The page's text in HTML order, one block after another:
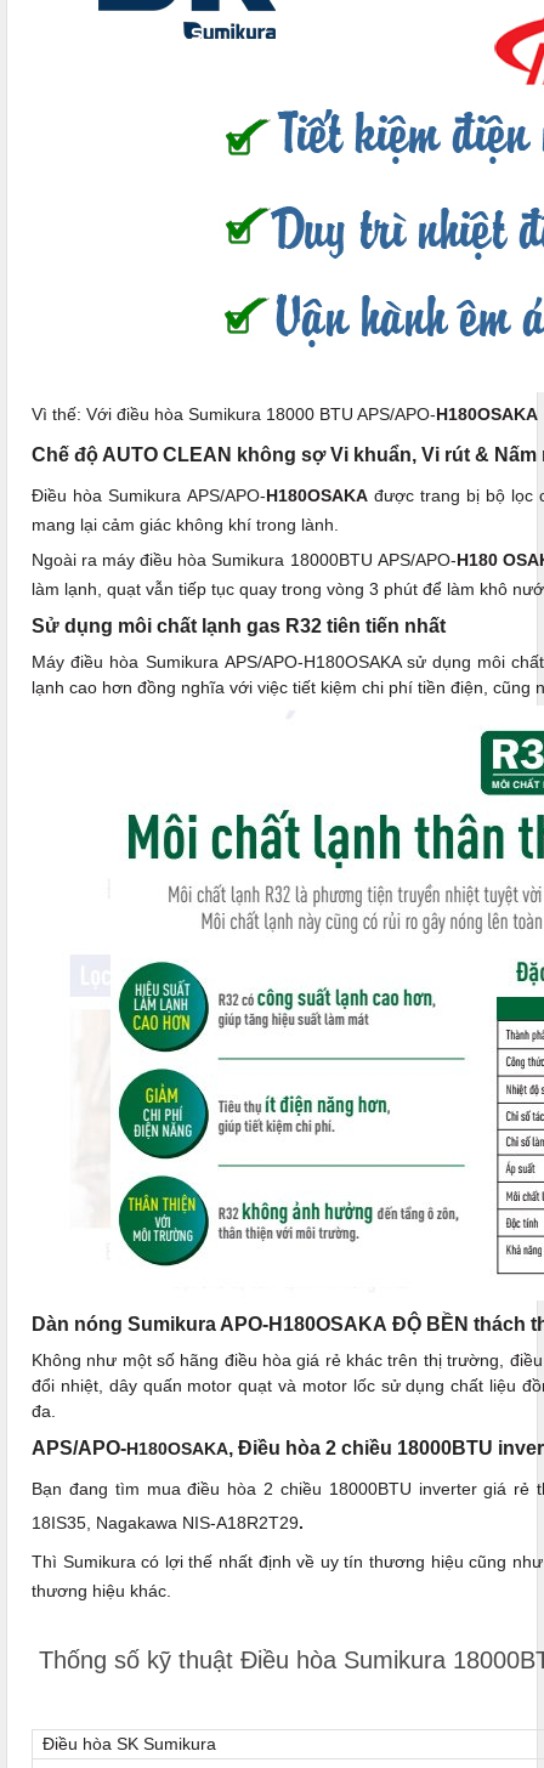
Vì thế: Với điều hòa Sumikura 18000 BTU APS/APO-H180OSAKA
Chế độ AUTO CLEAN không sợ Vi khuẩn, Vi rút & Nấm
Điều hòa Sumikura APS/APO-H180OSAKAđược trang bị bộ lọc
mang lại cảm giác không khí trong lành.
Ngoài ra máy điều hòa Sumikura 18000BTU APS/APO-H180
làm lạnh, quạt vẫn tiếp tục quay trong vòng 3 phút để làm khô
Sử dụng môi chất lạnh gas R32 tiên tiến nhất
Máy điều hòa Sumikura APS/APO-H180OSAKA sử dụng môi
lạnh cao hơn đồng nghĩa với việc tiết kiệm chi phí tiền điện, cũng
Dàn nóng Sumikura APO-H180OSAKA ĐỘ BỀN thách
Không như một số hãng điều hòa giá rẻ khác trên thị trường,
đổi nhiệt, dây quấn motor quạt và motor lốc sử dụng chất liệu
đa.
APS/APO-H180OSAKA, Điều hòa 2 chiều 18000BTU
Bạn đang tìm mua điều hòa 2 chiều 18000BTU inverter giá rẻ
18IS35, Nagakawa NIS-A18R2T29.
Thì Sumikura có lợi thế nhất định về uy tín thương hiệu cũng
thương hiệu khác.
Thống số kỹ thuật Điều hòa Sumikura
Điều hòa SK Sumikura